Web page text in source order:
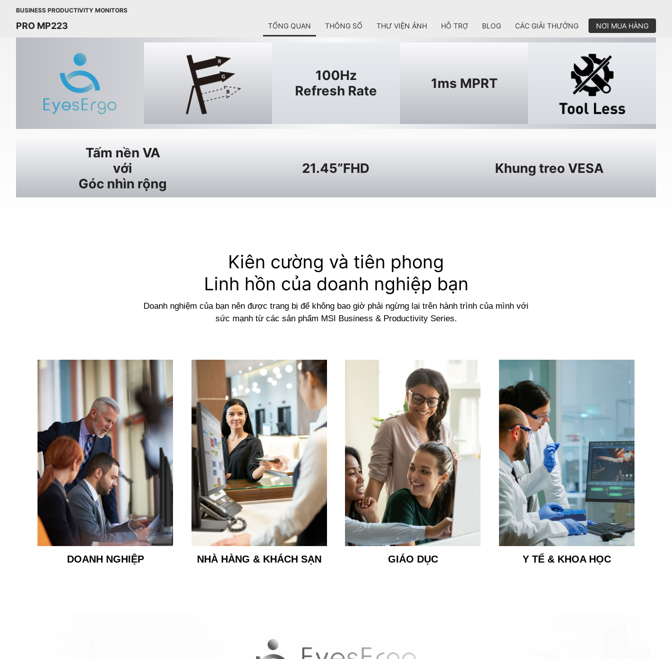
BUSINESS PRODUCTIVITY MONITORS
PRO MP223 TỔNG QUAN THÔNG SỐ THƯ VIỆN ẢNH HỖ TRỢ BLOG CÁC GIẢI THƯỞNG NƠI MUA HÀNG
100Hz
Refresh Rate
1ms MPRT
Tấm nền VA
với
Góc nhìn rộng
21.45”FHD Khung treo VESA
Kiên cường và tiên phong
Linh hồn của doanh nghiệp bạn
Doanh nghiệm của bạn nên được trang bị để không bao giờ phải ngừng lại trên hành trình của mình với
sức mạnh từ các sản phẩm MSI Business & Productivity Series.
DOANH NGHIỆP NHÀ HÀNG & KHÁCH SẠN GIÁO DỤC Y TẾ & KHOA HỌC